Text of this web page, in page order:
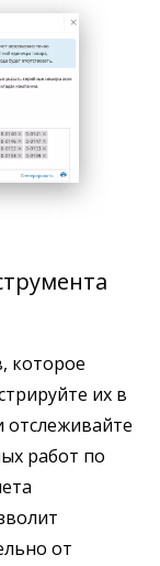
которое
их в
отслеживайте
работ по
от